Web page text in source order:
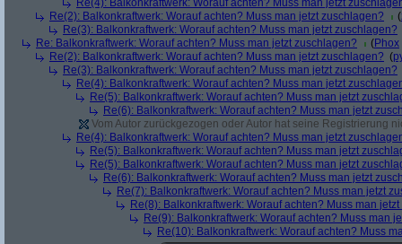
Re(4): Balkonkraftwerk: Worauf achten? Muss man jetzt
Re(2): Balkonkraftwerk: Worauf achten? Muss man jetzt zuschlagen?
(
Re(3): Balkonkraftwerk: Worauf achten? Muss man jetzt zuschlagen?
Re: Balkonkraftwerk: Worauf achten? Muss man jetzt zuschlagen?
(Phox
Re(2): Balkonkraftwerk: Worauf achten? Muss man jetzt zuschlagen? (
Re(3): Balkonkraftwerk: Worauf achten? Muss man jetzt zuschlagen?
Re(4): Balkonkraftwerk: Worauf achten? Muss man jetzt
Re(5): Balkonkraftwerk: Worauf achten? Muss man jetzt
Re(6): Balkonkraftwerk: Worauf achten? Muss man jetzt
Vom Autor zurückgezogen oder Autor hat seine Registrierung
Re(4): Balkonkraftwerk: Worauf achten? Muss man jetzt
Re(5): Balkonkraftwerk: Worauf achten? Muss man jetzt
Re(5): Balkonkraftwerk: Worauf achten? Muss man jetzt
Re(6): Balkonkraftwerk: Worauf achten? Muss man jetzt
Re(7): Balkonkraftwerk: Worauf achten? Muss man jetzt
Re(8): Balkonkraftwerk: Worauf achten? Muss man
Re(9): Balkonkraftwerk: Worauf achten? Muss man
Re(10): Balkonkraftwerk: Worauf achten? Muss